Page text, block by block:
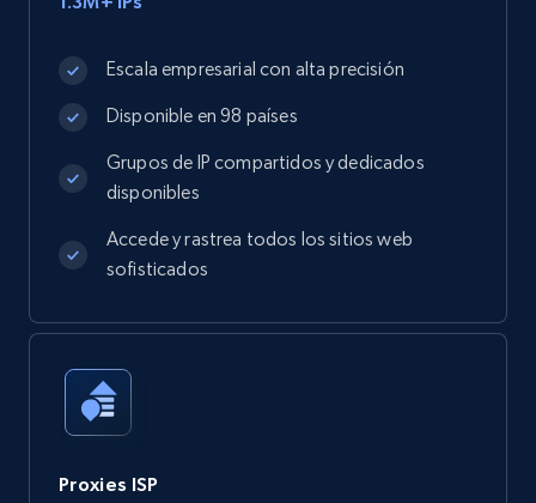
Escala empresarial con alta precisión
Disponible en 98 países
Grupos de IP compartidos y dedicados
disponibles
Accede y rastrea todos los sitios web
sofisticados
Proxies ISP